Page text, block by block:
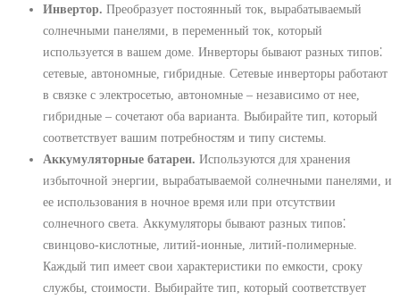
Инвертор. Преобразует постоянный ток, вырабатываемый
солнечными панелями, в переменный ток, который
используется в вашем доме. Инверторы бывают разных типов⁚
сетевые, автономные, гибридные. Сетевые инверторы работают
в связке с электросетью, автономные – независимо от нее,
гибридные – сочетают оба варианта. Выбирайте тип, который
соответствует вашим потребностям и типу системы.
Аккумуляторные батареи. Используются для хранения
избыточной энергии, вырабатываемой солнечными панелями, и
ее использования в ночное время или при отсутствии
солнечного света. Аккумуляторы бывают разных типов⁚
свинцово-кислотные, литий-ионные, литий-полимерные.
Каждый тип имеет свои характеристики по емкости, сроку
службы, стоимости. Выбирайте тип, который соответствует